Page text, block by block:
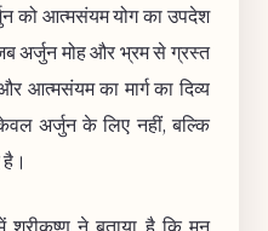
को आत्मसंयम योग का उपदेश
अर्जुन मोह और भ्रम से ग्रस्त
आत्मसंयम का मार्ग का दिव्य
अर्जुन के लिए नहीं, बल्कि
है।
ने बताया है कि मन